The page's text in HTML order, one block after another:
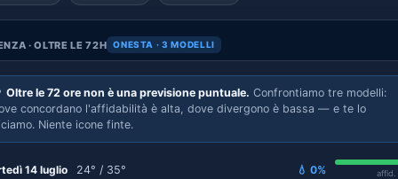
· OLTRE LE 72H ONESTA · 3 MODELLI
Oltre le 72 ore non è una previsione puntuale. Confrontiamo tre modelli:
concordano l'affidabilità è alta, dove divergono è bassa — e te lo
Niente icone finte.
14 luglio 24° / 35° 💧 0% affid.